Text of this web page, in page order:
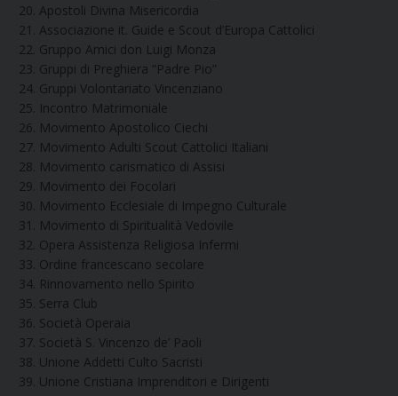
Apostoli Divina Misericordia
Associazione it. Guide e Scout d’Europa Cattolici
Gruppo Amici don Luigi Monza
Gruppi di Preghiera ”Padre Pio”
Gruppi Volontariato Vincenziano
Incontro Matrimoniale
Movimento Apostolico Ciechi
Movimento Adulti Scout Cattolici Italiani
Movimento carismatico di Assisi
Movimento dei Focolari
Movimento Ecclesiale di Impegno Culturale
Movimento di Spiritualità Vedovile
Opera Assistenza Religiosa Infermi
Ordine francescano secolare
Rinnovamento nello Spirito
Serra Club
Società Operaia
Società S. Vincenzo de’ Paoli
Unione Addetti Culto Sacristi
Unione Cristiana Imprenditori e Dirigenti